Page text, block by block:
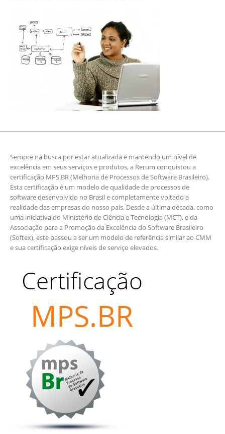
Sempre na busca por estar atualizada e mantendo um nível de
excelência em seus serviços e produtos, a Rerum conquistou a
certificação MPS.BR (Melhoria de Processos de Software Brasileiro).
Esta certificação é um modelo de qualidade de processos de
software desenvolvido no Brasil e completamente voltado a
realidade das empresas do nosso país. Desde a última década, como
uma iniciativa do Ministério de Ciência e Tecnologia (MCT), e da
Associação para a Promoção da Excelência do Software Brasileiro
(Softex), este passou a ser um modelo de referência similar ao CMM
e sua certificação exige níveis de serviço elevados.